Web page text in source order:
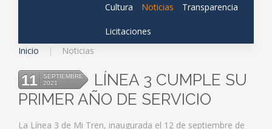
Cultura Noticias Transparencia
Licitaciones
Inicio
Noticias
11
SEPTIEMBRE
2021
LÍNEA 3 CUMPLE SU
PRIMER AÑO DE SERVICIO
La Línea 3 de Mi Tren, inaugurada el 12 de septiembre de